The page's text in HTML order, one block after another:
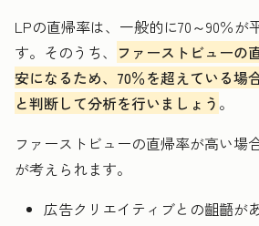
LPの直帰率は、一般的に70～90％が
す。そのうち、 ファーストビューの
安になるため、70％を超えている場
と判断して分析を行いましょう 。
ファーストビューの直帰率が高い場
が考えられます。
広告クリエイティブとの齟齬が